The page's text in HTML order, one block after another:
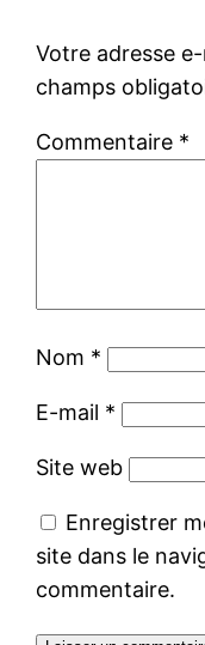
Votre adresse
champs
Commentaire *
Nom *
E-mail *
Site web
Enregistrer
site dans le
commentaire.